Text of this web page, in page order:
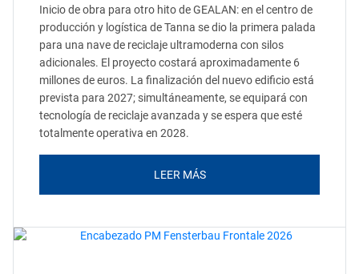
Inicio de obra para otro hito de GEALAN: en el centro de
producción y logística de Tanna se dio la primera palada
para una nave de reciclaje ultramoderna con silos
adicionales. El proyecto costará aproximadamente 6
millones de euros. La finalización del nuevo edificio está
prevista para 2027; simultáneamente, se equipará con
tecnología de reciclaje avanzada y se espera que esté
totalmente operativa en 2028.
LEER MÁS